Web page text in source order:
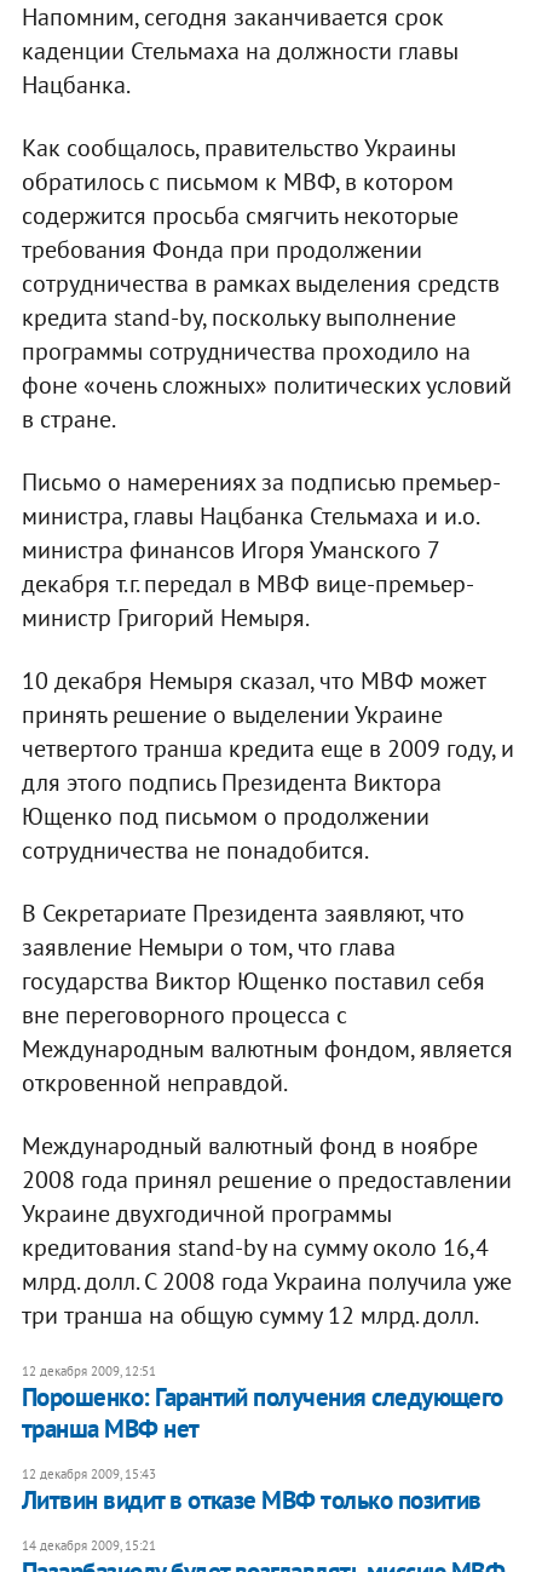
Напомним, сегодня заканчивается срок
каденции Стельмаха на должности главы
Нацбанка.
Как сообщалось, правительство Украины
обратилось с письмом к МВФ, в котором
содержится просьба смягчить некоторые
требования Фонда при продолжении
сотрудничества в рамках выделения средств
кредита stand-by, поскольку выполнение
программы сотрудничества проходило на
фоне «очень сложных» политических условий
в стране.
Письмо о намерениях за подписью премьер-
министра, главы Нацбанка Стельмаха и и.о.
министра финансов Игоря Уманского 7
декабря т.г. передал в МВФ вице-премьер-
министр Григорий Немыря.
10 декабря Немыря сказал, что МВФ может
принять решение о выделении Украине
четвертого транша кредита еще в 2009 году, и
для этого подпись Президента Виктора
Ющенко под письмом о продолжении
сотрудничества не понадобится.
В Секретариате Президента заявляют, что
заявление Немыри о том, что глава
государства Виктор Ющенко поставил себя
вне переговорного процесса с
Международным валютным фондом, является
откровенной неправдой.
Международный валютный фонд в ноябре
2008 года принял решение о предоставлении
Украине двухгодичной программы
кредитования stand-by на сумму около 16,4
млрд. долл. С 2008 года Украина получила уже
три транша на общую сумму 12 млрд. долл.
12 декабря 2009, 12:51
Порошенко: Гарантий получения следующего
транша МВФ нет
12 декабря 2009, 15:43
Литвин видит в отказе МВФ только позитив
14 декабря 2009, 15:21